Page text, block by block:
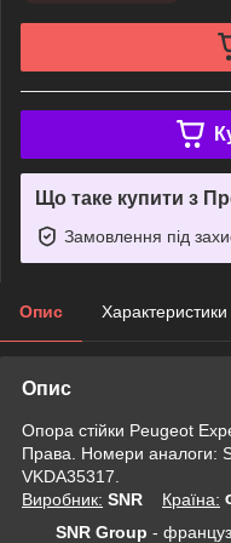
Що таке купити з
Замовлення під
Опис Характеристики
Опис
Опора стійки Peugeot
Права. Номери аналоги:
VKDA35317.
Виробник: SNR Крaїна:
SNR Group -